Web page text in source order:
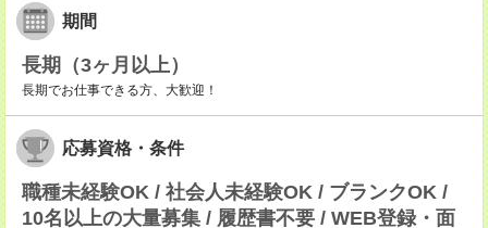
期間
長期（3ヶ月以上）
長期でお仕事できる方、大歓迎！
応募資格・条件
職種未経験OK / 社会人未経験OK / ブランクOK /
10名以上の大量募集 / 履歴書不要 / WEB登録・面